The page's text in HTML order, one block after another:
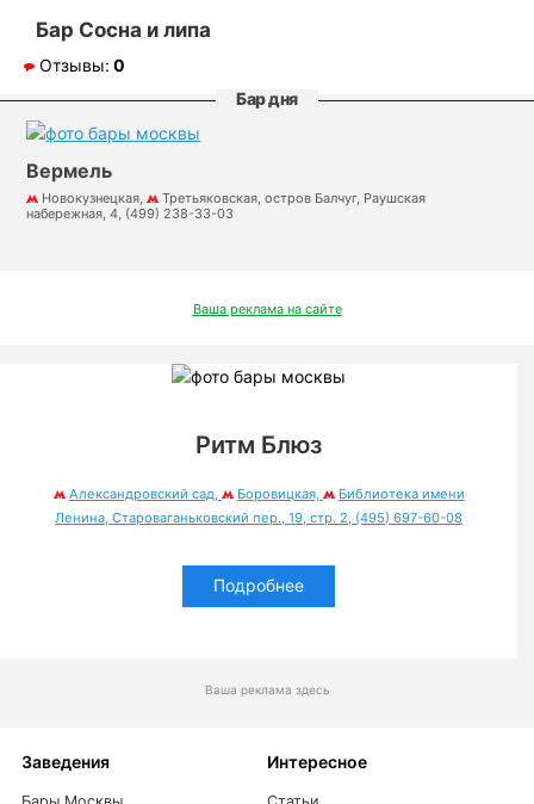
Бар Сосна и липа
Отзывы: 0
Бар дня
Вермель
Новокузнецкая,
Третьяковская, остров Балчуг, Раушская
набережная, 4, (499) 238-33-03
Ваша реклама на сайте
Ритм Блюз
Александровский сад, Боровицкая,
Библиотека имени
Ленина, Староваганьковский пер., 19, стр. 2, (495) 697-60-08
Подробнее
Ваша реклама здесь
Заведения Интересное